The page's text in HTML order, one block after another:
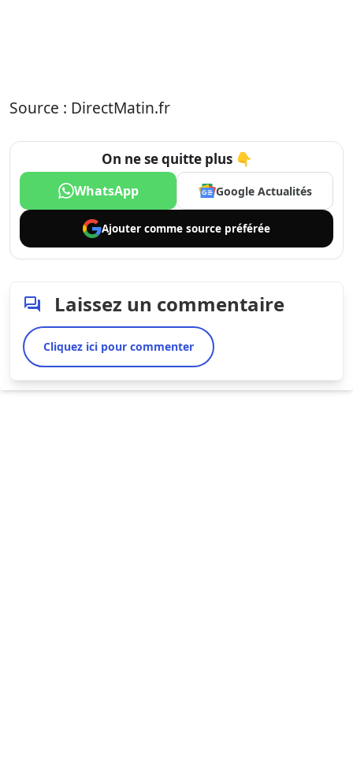
Source : DirectMatin.fr
On ne se quitte plus 👇
WhatsApp Google Actualités
Ajouter comme source préférée
Laissez un commentaire
Cliquez ici pour commenter